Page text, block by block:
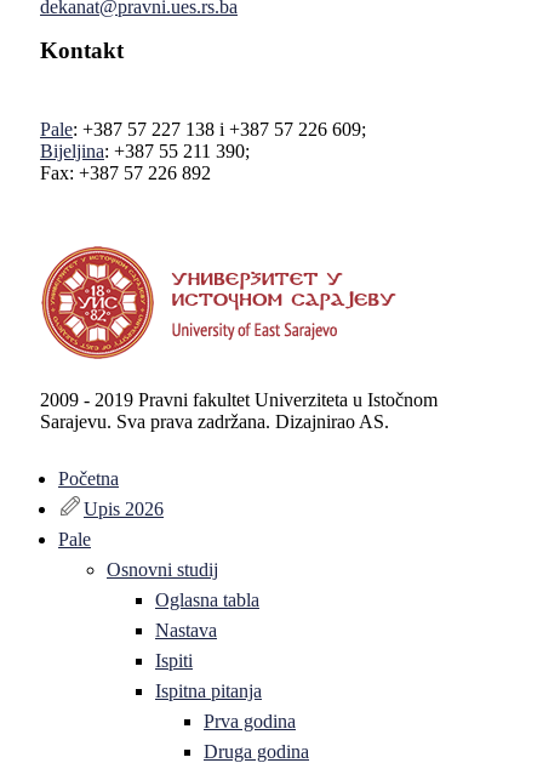
dekanat@pravni.ues.rs.ba
Kontakt
Pale: +387 57 227 138 i +387 57 226 609;
Bijeljina: +387 55 211 390;
Fax: +387 57 226 892
2009 - 2019 Pravni fakultet Univerziteta u Istočnom
Sarajevu. Sva prava zadržana. Dizajnirao AS.
Početna
Upis 2026
Pale
Osnovni studij
Oglasna tabla
Nastava
Ispiti
Ispitna pitanja
Prva godina
Druga godina